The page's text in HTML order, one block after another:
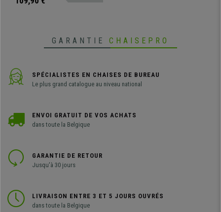
GARANTIE CHAISEPRO
SPÉCIALISTES EN CHAISES DE BUREAU
Le plus grand catalogue au niveau national
ENVOI GRATUIT DE VOS ACHATS
dans toute la Belgique
GARANTIE DE RETOUR
Jusqu'à 30 jours
LIVRAISON ENTRE 3 ET 5 JOURS OUVRÉS
dans toute la Belgique